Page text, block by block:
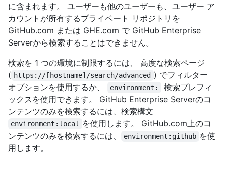
に含まれます。 ユーザーも他のユーザーも、ユーザー ア
カウントが所有するプライベート リポジトリを
GitHub.com または GHE.com で GitHub Enterprise
Serverから検索することはできません。
検索を 1 つの環境に制限するには、 高度な検索ページ
( https://[hostname]/search/advanced ) でフィルター
オプションを使用するか、
environment:
検索プレフィ
ックスを使用できます。 GitHub Enterprise Serverのコ
ンテンツのみを検索するには、検索構文
environment:local
を使用します。 GitHub.com上のコ
ンテンツのみを検索するには、
environment:github を使
用します。